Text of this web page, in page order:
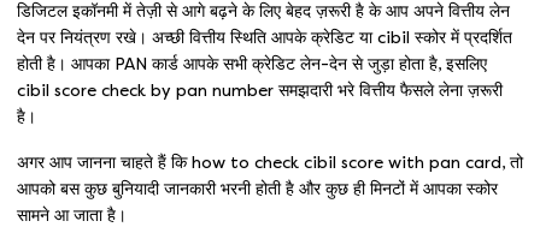
डिजिटल इकॉनमी में तेज़ी से आगे बढ़ने के लिए बेहद ज़रूरी है के आप अपने वित्तीय लेन
देन पर नियंत्रण रखे। अच्छी वित्तीय स्थिति आपके क्रेडिट या cibil स्कोर में प्रदर्शित
होती है। आपका PAN कार्ड आपके सभी क्रेडिट लेन-देन से जुड़ा होता है, इसलिए
cibil score check by pan number समझदारी भरे वित्तीय फैसले लेना ज़रूरी
है।
अगर आप जानना चाहते हैं कि how to check cibil score with pan card, तो
आपको बस कुछ बुनियादी जानकारी भरनी होती है और कुछ ही मिनटों में आपका स्कोर
सामने आ जाता है।